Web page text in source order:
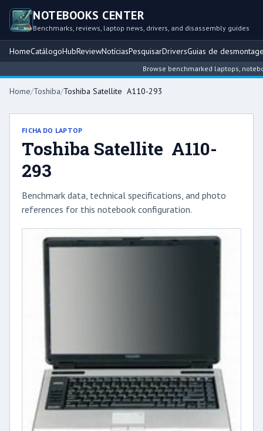
NOTEBOOKS CENTER
Benchmarks, reviews, laptop news, drivers, and disassembly guides
HomeCatálogoHubReviewNotíciasPesquisarDriversGuias de
Browse benchmarked laptops,
Home/Toshiba/Toshiba Satellite A110-293
FICHA DO LAPTOP
Toshiba Satellite A110-
293
Benchmark data, technical specifications, and photo
references for this notebook configuration.